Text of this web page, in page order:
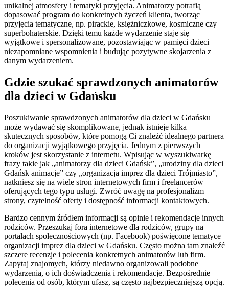
unikalnej atmosfery i tematyki przyjęcia. Animatorzy potrafią
dopasować program do konkretnych życzeń klienta, tworząc
przyjęcia tematyczne, np. pirackie, księżniczkowe, kosmiczne czy
superbohaterskie. Dzięki temu każde wydarzenie staje się
wyjątkowe i spersonalizowane, pozostawiając w pamięci dzieci
niezapomniane wspomnienia i budując pozytywne skojarzenia z
danym wydarzeniem.
Gdzie szukać sprawdzonych animatorów
dla dzieci w Gdańsku
Poszukiwanie sprawdzonych animatorów dla dzieci w Gdańsku
może wydawać się skomplikowane, jednak istnieje kilka
skutecznych sposobów, które pomogą Ci znaleźć idealnego partnera
do organizacji wyjątkowego przyjęcia. Jednym z pierwszych
kroków jest skorzystanie z internetu. Wpisując w wyszukiwarkę
frazy takie jak „animatorzy dla dzieci Gdańsk”, „urodziny dla dzieci
Gdańsk animacje” czy „organizacja imprez dla dzieci Trójmiasto”,
natkniesz się na wiele stron internetowych firm i freelancerów
oferujących tego typu usługi. Zwróć uwagę na profesjonalizm
strony, czytelność oferty i dostępność informacji kontaktowych.
Bardzo cennym źródłem informacji są opinie i rekomendacje innych
rodziców. Przeszukaj fora internetowe dla rodziców, grupy na
portalach społecznościowych (np. Facebook) poświęcone tematyce
organizacji imprez dla dzieci w Gdańsku. Często można tam znaleźć
szczere recenzje i polecenia konkretnych animatorów lub firm.
Zapytaj znajomych, którzy niedawno organizowali podobne
wydarzenia, o ich doświadczenia i rekomendacje. Bezpośrednie
polecenia od osób, którym ufasz, są często najbezpieczniejszą opcją.